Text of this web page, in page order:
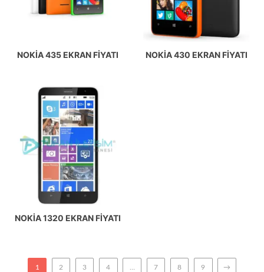
NOKIA 435 EKRAN FIYATI NOKIA 430 EKRAN FIYATI
NOKIA 1320 EKRAN FIYATI
1 2 3 4 7 8 9 →